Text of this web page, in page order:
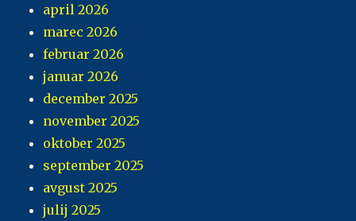
april 2026
marec 2026
februar 2026
januar 2026
december 2025
november 2025
oktober 2025
september 2025
avgust 2025
julij 2025